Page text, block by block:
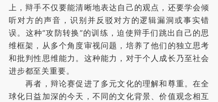
上，辩手不仅要能清晰地表达自己的观点，还要学会倾
听对方的声音，识别并反驳对方的逻辑漏洞或事实错
误。这种“攻防转换”的训练，迫使辩手们跳出自己的思
维框架，从多个角度审视问题，培养了他们的独立思考
和批判性思维能力。这种能力，对于个人成长乃至社会
进步都至关重要。
再者，辩论赛促进了多元文化的理解和尊重。在全
球化日益加深的今天，不同的文化背景、价值观念相互